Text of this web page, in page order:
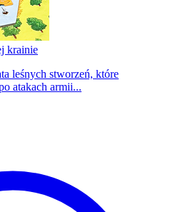
krainie
leśnych stworzeń, które
atakach armii...